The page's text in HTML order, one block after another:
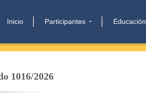
Inicio Participantes Educación
1016/2026